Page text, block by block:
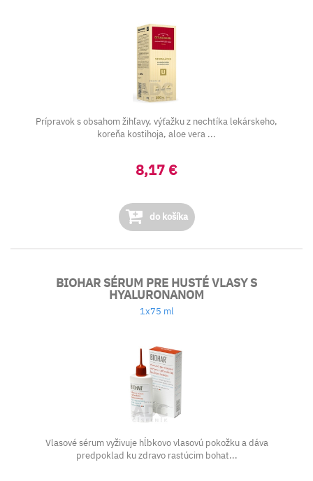
Prípravok s obsahom žihľavy, výťažku z nechtíka lekárskeho,
koreňa kostihoja, aloe vera ...
8,17 €
do košíka
BIOHAR SÉRUM PRE HUSTÉ VLASY S
HYALURONANOM
1x75 ml
Vlasové sérum vyživuje hĺbkovo vlasovú pokožku a dáva
predpoklad ku zdravo rastúcim bohat...